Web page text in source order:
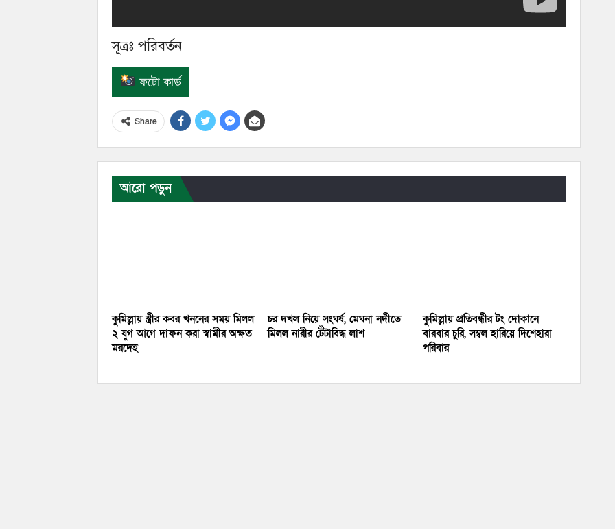
সূত্রঃ পরিবর্তন
ফটো কার্ড
Share
আরো পড়ুন
কুমিল্লায় স্ত্রীর কবর খননের সময় মিলল
২ যুগ আগে দাফন করা স্বামীর অক্ষত
মরদেহ
চর দখল নিয়ে সংঘর্ষ, মেঘনা নদীতে
মিলল নারীর টেঁটাবিদ্ধ লাশ
কুমিল্লায় প্রতিবন্ধীর টং দোকানে
বারবার চুরি, সম্বল হারিয়ে দিশেহারা
পরিবার